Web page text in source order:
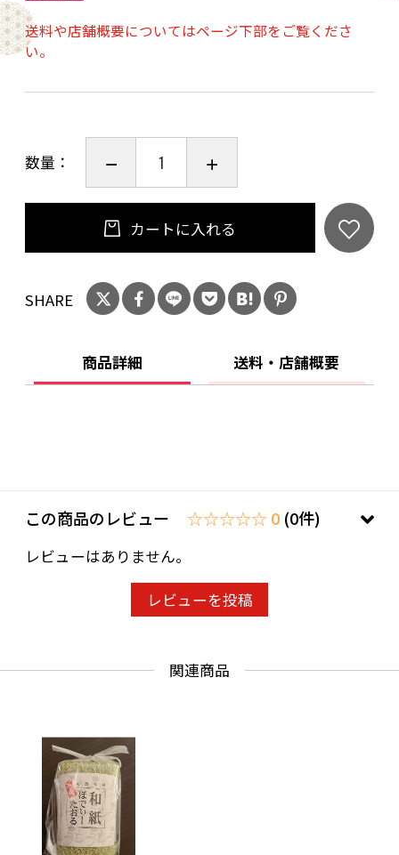
貢献できる商品です。
●抜群の垢すり効果を発揮 ●快適なマッ
●敏感肌にもやさしいタオル ●高い耐久性
【商品概要】
商品名 和紙ボディータオル（白色）
内容量 １枚
サイズ 約２８ｃｍ × 約９０ｃｍ
素 材 綿 ５０％ 和紙 ５０％
4mmの糸を使っています。糸が細いため、肌の
弱い人やデリケートな方にはこちらの方が適し
送料や店舗概要についてはページ下部をご覧くださ
い。
数量：
カートに入れる
SHARE
商品詳細 送料・店舗概要
この商品のレビュー ☆☆☆☆☆ 0 (0件)
レビューはありません。
レビューを投稿
関連商品